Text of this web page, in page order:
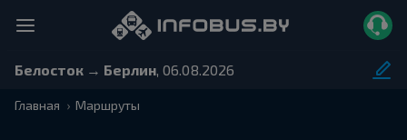
Белосток → Берлин, 06.08.2026
Главная Маршруты